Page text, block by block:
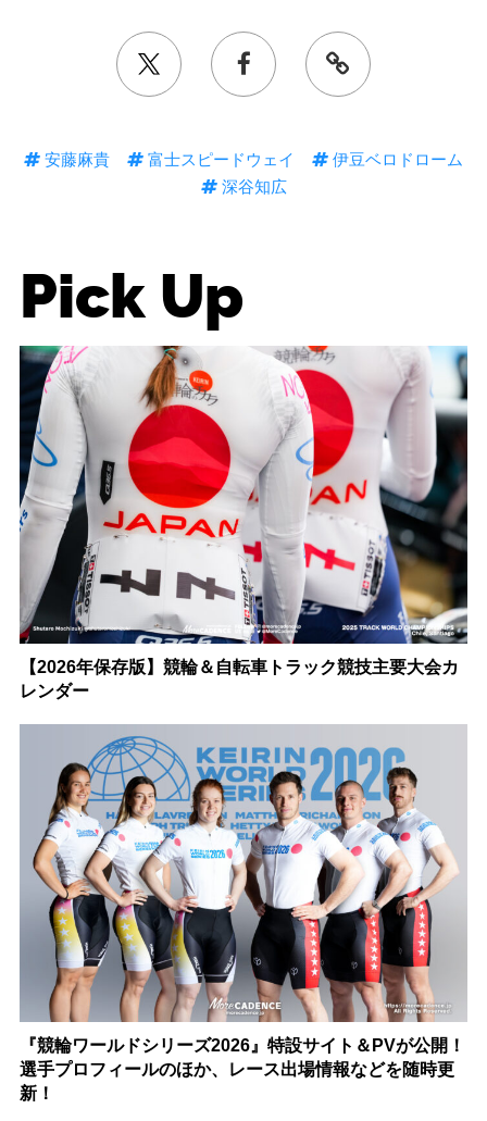
安藤麻貴 富士スピードウェイ
伊豆ベロドローム
深谷知広
Pick Up
【2026年保存版】競輪＆自転車トラック競技主要大会カ
レンダー
『競輪ワールドシリーズ2026』特設サイト＆PVが公開！
選手プロフィールのほか、レース出場情報などを随時更
新！